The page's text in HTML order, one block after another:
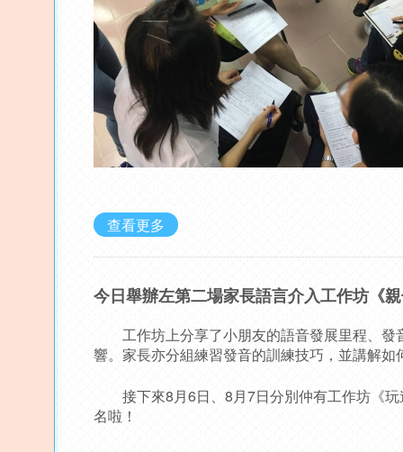
查看更多
今日舉辦左第二場家長語言介入工作坊《
工作坊上分享了小朋友的語音發展里程、發
響。家長亦分組練習發音的訓練技巧，並講解
接下來8月6日、8月7日分別仲有工作坊《玩
名啦！